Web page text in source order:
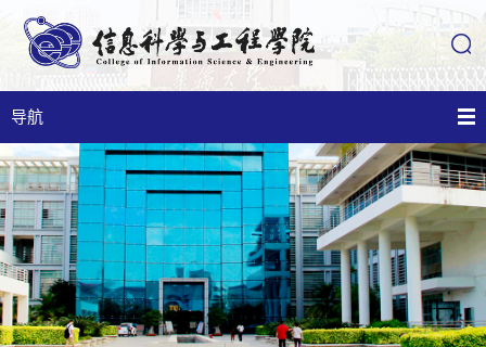
导航